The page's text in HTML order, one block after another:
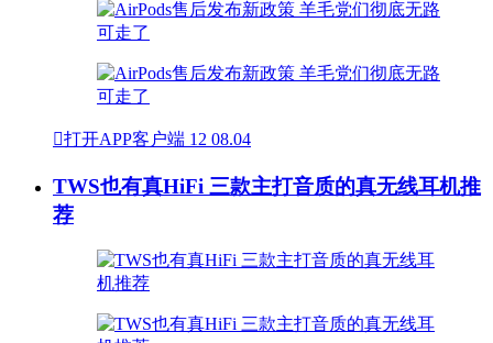
打开APP客户端 12 08.04
TWS也有真HiFi 三款主打音质的真无线耳机推
荐